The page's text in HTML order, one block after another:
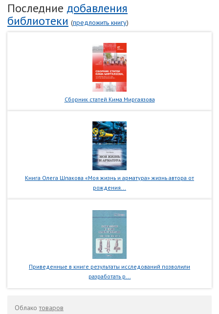
Последние добавления
библиотеки (предложить книгу)
Сборник статей Кима Миргаязова
Книга Олега Шпакова «Моя жизнь и арматура» жизнь автора от
рождения...
Приведенные в книге результаты исследований позволили
разработать р...
Облакотоваров